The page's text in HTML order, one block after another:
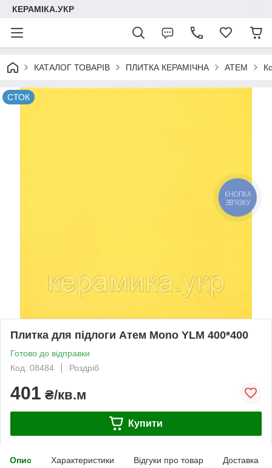
КЕРАМІКА.УКР
КАТАЛОГ ТОВАРІВ ПЛИТКА КЕРАМІЧНА АТЕМ
СТОК
Плитка для підлоги Атем Mono YLM 400*400
Готово до відправки
Код: 08484
Роздріб
401 ₴/кв.м
Купити
Опис Характеристики Відгуки про товар Доставка
КНОПКА
ЗВ'ЯЗКУ